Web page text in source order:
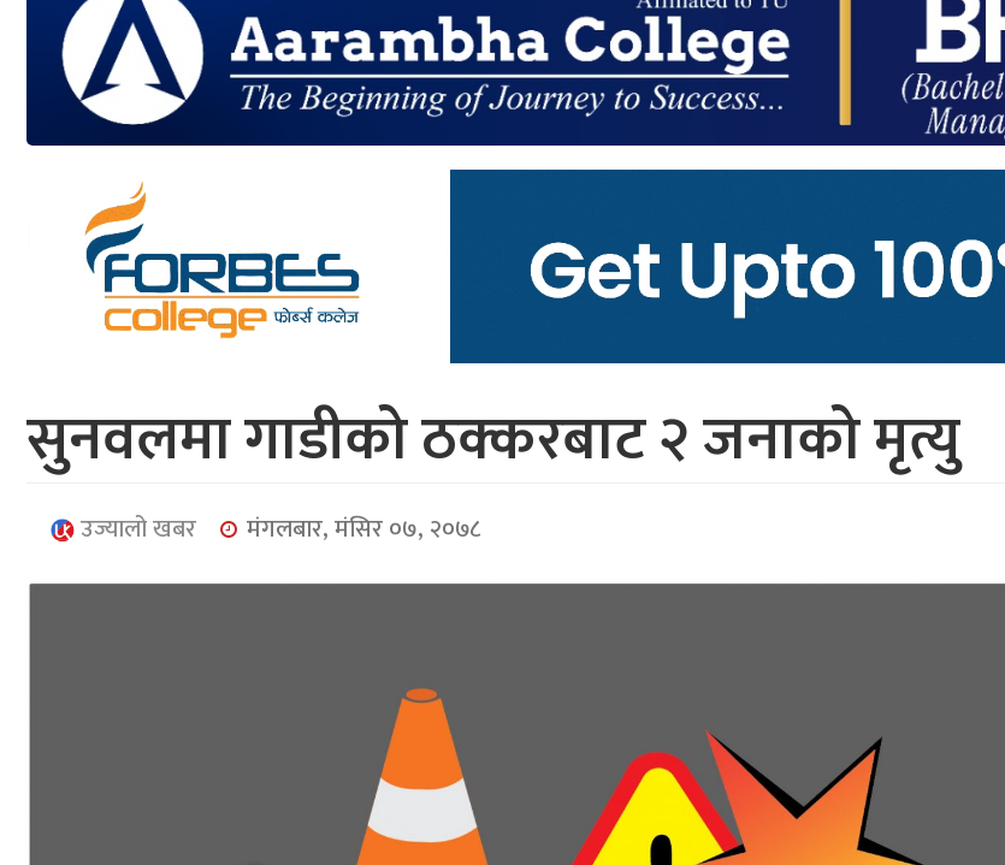
आर्थिक
मनोरञ्जन
युनिकोड
सुनवलमा गाडीको ठक्करबाट २ जनाको मृत्यु
उज्यालो खबर मंगलबार, मंसिर ०७, २०७८